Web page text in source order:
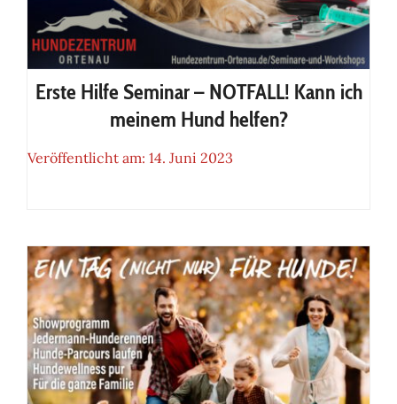
Erste Hilfe Seminar – NOTFALL!
Kann ich meinem Hund helfen?
Erste Hilfe Seminar – NOTFALL! Kann ich
meinem Hund helfen?
Veröffentlicht am: 14. Juni 2023